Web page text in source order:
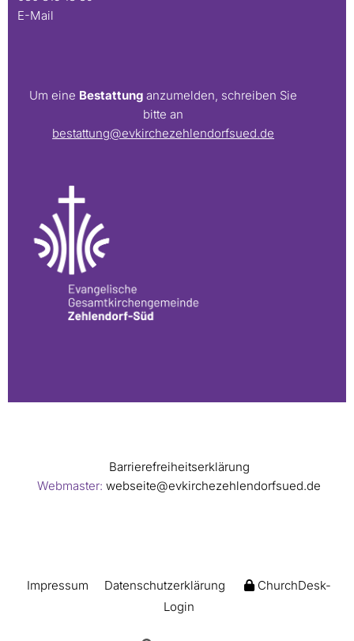
E-Mail
Um eine Bestattung anzumelden, schreiben Sie
bitte an
bestattung@evkirchezehlendorfsued.de
Barrierefreiheitserklärung
Webmaster: webseite@evkirchezehlendorfsued.de
Impressum Datenschutzerklärung
ChurchDesk-
Login